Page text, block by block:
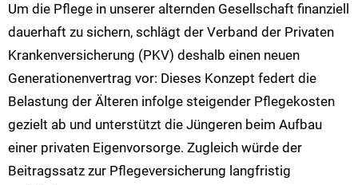
Um die Pflege in unserer alternden Gesellschaft finanziell
dauerhaft zu sichern, schlägt der Verband der Privaten
Krankenversicherung (PKV) deshalb einen neuen
Generationenvertrag vor: Dieses Konzept federt die
Belastung der Älteren infolge steigender Pflegekosten
gezielt ab und unterstützt die Jüngeren beim Aufbau
einer privaten Eigenvorsorge. Zugleich würde der
Beitragssatz zur Pflegeversicherung langfristig